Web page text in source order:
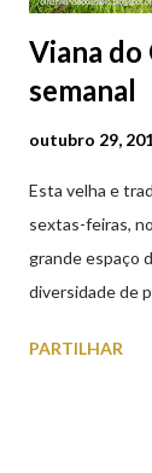
Viana do
semanal
outubro 29,
Esta velha e
sextas-feiras,
grande espaço
diversidade de
cobres entre
PARTILHAR